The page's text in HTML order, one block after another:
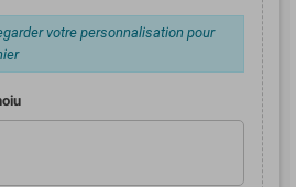
votre personnalisation pour